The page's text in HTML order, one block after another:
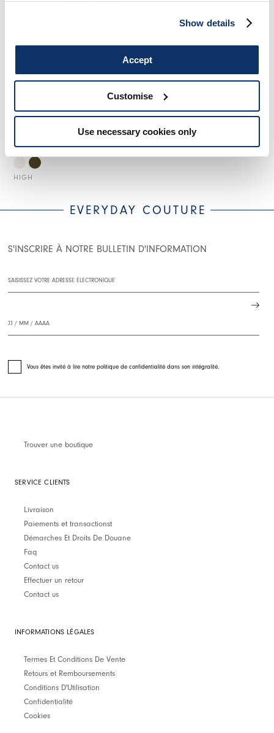
Show details
Accept
Customise
Use necessary cookies only
HIGH
EVERYDAY COUTURE
S'INSCRIRE À NOTRE BULLETIN D'INFORMATION
Vous êtes invité à lire notre politique de confidentialité dans son intégralité.
Trouver une boutique
SERVICE CLIENTS
Livraison
Paiements et transactionst
Démarches Et Droits De Douane
Faq
Contact us
Effectuer un retour
Contact us
INFORMATIONS LÉGALES
Termes Et Conditions De Vente
Retours et Remboursements
Conditions D'Utilisation
Confidentialité
Cookies